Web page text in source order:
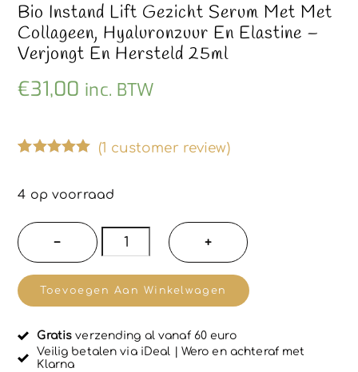
Bio Instand Lift Gezicht Serum Met Met
Collageen, Hyaluronzuur En Elastine –
Verjongt En Hersteld 25ml
€31,00 inc. BTW
5
gebaseerd
waardering
(1 customer review)
4 op voorraad
−
Bio
Instand
lift
met
+
Toevoegen Aan Winkelwagen
Gratis verzending al vanaf 60 euro
Veilig betalen via iDeal | Wero en achteraf met
Klarna